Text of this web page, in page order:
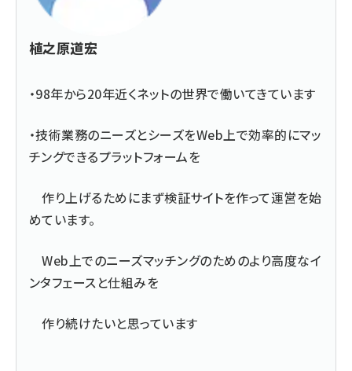
植之原道宏
・98年から20年近くネットの世界で働いてきています
・技術業務のニーズとシーズをWeb上で効率的にマッ
チングできるプラットフォームを
作り上げるためにまず検証サイトを作って運営を始
めています。
Web上でのニーズマッチングのためのより高度なイ
ンタフェースと仕組みを
作り続けたいと思っています